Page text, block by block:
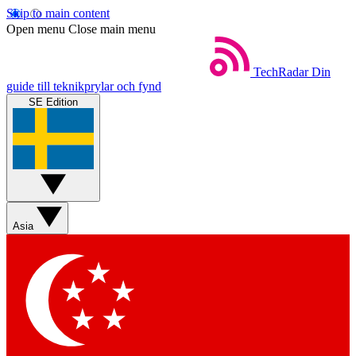
Skip to main content
Open menu Close main menu
TechRadar Din
guide till teknikprylar och fynd
SE Edition
Asia